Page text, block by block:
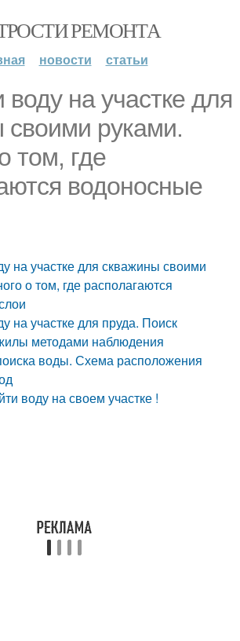
РЕМОНТА
новости статьи
воду на участке для
своими руками.
том, где
водоносные
на участке для скважины своими
о том, где располагаются
на участке для пруда. Поиск
методами наблюдения
воды. Схема расположения
воду на своем участке !